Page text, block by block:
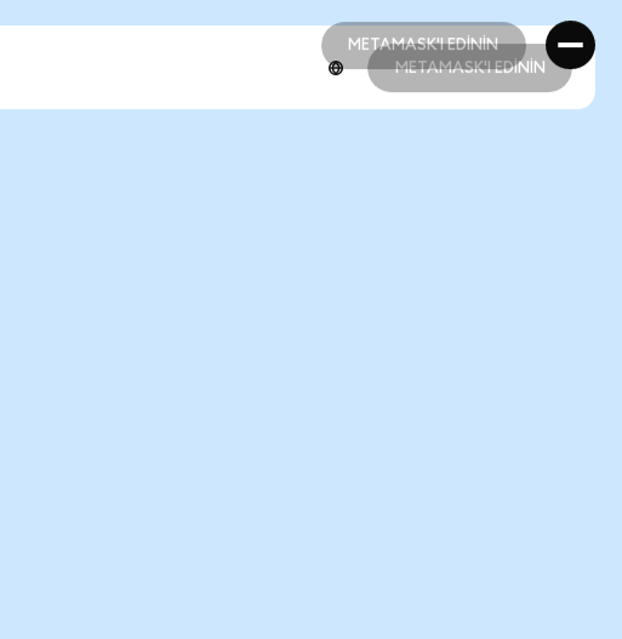
METAMASK'I EDİNİN
METAMASK'I EDİNİN
METAMASK'I EDİNİN